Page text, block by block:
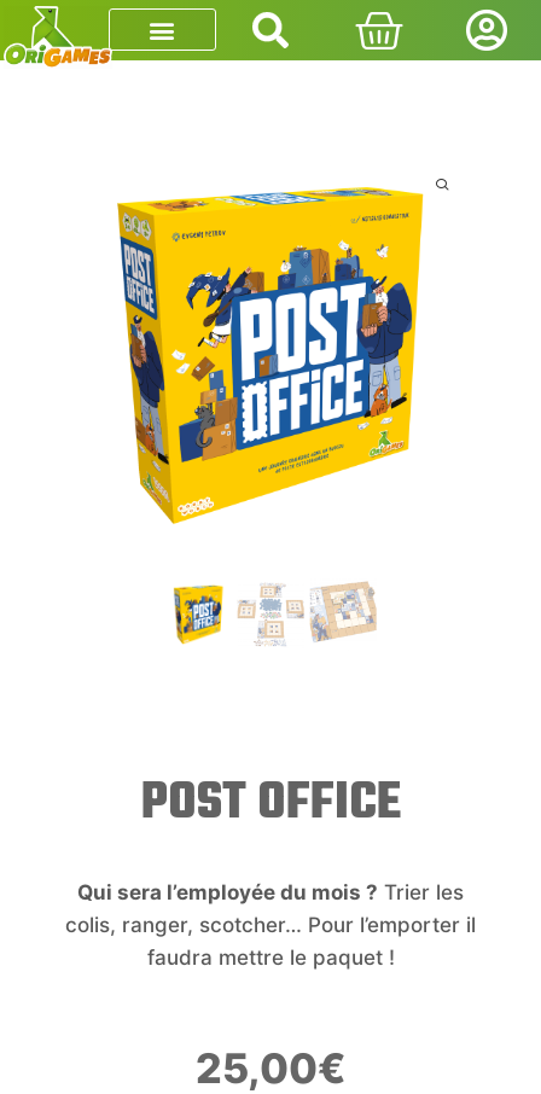
POST OFFICE
Qui sera l’employée du mois ? Trier les
colis, ranger, scotcher… Pour l’emporter il
faudra mettre le paquet !
25,00€